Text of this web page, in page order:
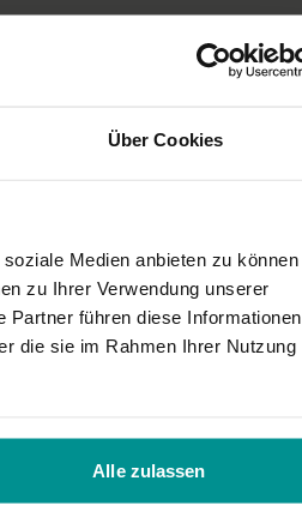
Über Cookies
Medien anbieten zu können
zu Ihrer Verwendung unserer
Partner führen diese Informationen
die sie im Rahmen Ihrer Nutzung
Alle zulassen